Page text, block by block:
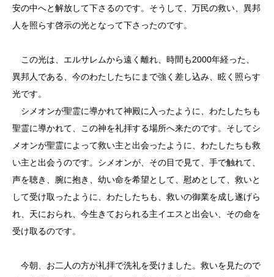
安の中へと解放して下さるのです。そうして、万民の救い、異邦
人を照らす啓示の光となって下さったのです。
この光は、エルサレムから遠く離れ、時間も2000年経った、
異邦人である、今のわたしたちにまで強く差し込み、眩く照らす
光です。
シメオンが聖霊に導かれて神殿に入ったように、わたしたちも
聖霊に導かれて、この神を礼拝する場所へ来たのです。そしてシ
メオンが聖霊によって救い主と出会ったように、わたしたちも救
い主と出会うのです。シメオンが、その目で見て、手で触れて、
声を聴き、腕に抱き、幼い命を希望として、慰めとして、救いと
して受け取ったように、わたしたちも、救いの御業を成し遂げら
れ、天におられ、今生きておられる主イエスと出会い、その命を
受け取るのです。
今朝、お二人の方が礼拝で洗礼を受けました。救いを見たので